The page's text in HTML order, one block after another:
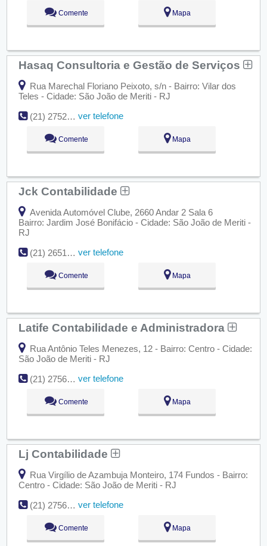
Comente Mapa
Hasaq Consultoria e Gestão de Serviços
Rua Marechal Floriano Peixoto, s/n - Bairro: Vilar dos
Teles - Cidade: São João de Meriti - RJ
(21) 2752-1964
ver telefone
Comente Mapa
Jck Contabilidade
Avenida Automóvel Clube, 2660 Andar 2 Sala 6
Bairro: Jardim José Bonifácio - Cidade: São João de Meriti -
RJ
(21) 2651-1400
ver telefone
Comente Mapa
Latife Contabilidade e Administradora
Rua Antônio Teles Menezes, 12 - Bairro: Centro - Cidade:
São João de Meriti - RJ
(21) 2756-4644
ver telefone
Comente Mapa
Lj Contabilidade
Rua Virgílio de Azambuja Monteiro, 174 Fundos - Bairro:
Centro - Cidade: São João de Meriti - RJ
(21) 2756-1494
ver telefone
Comente Mapa